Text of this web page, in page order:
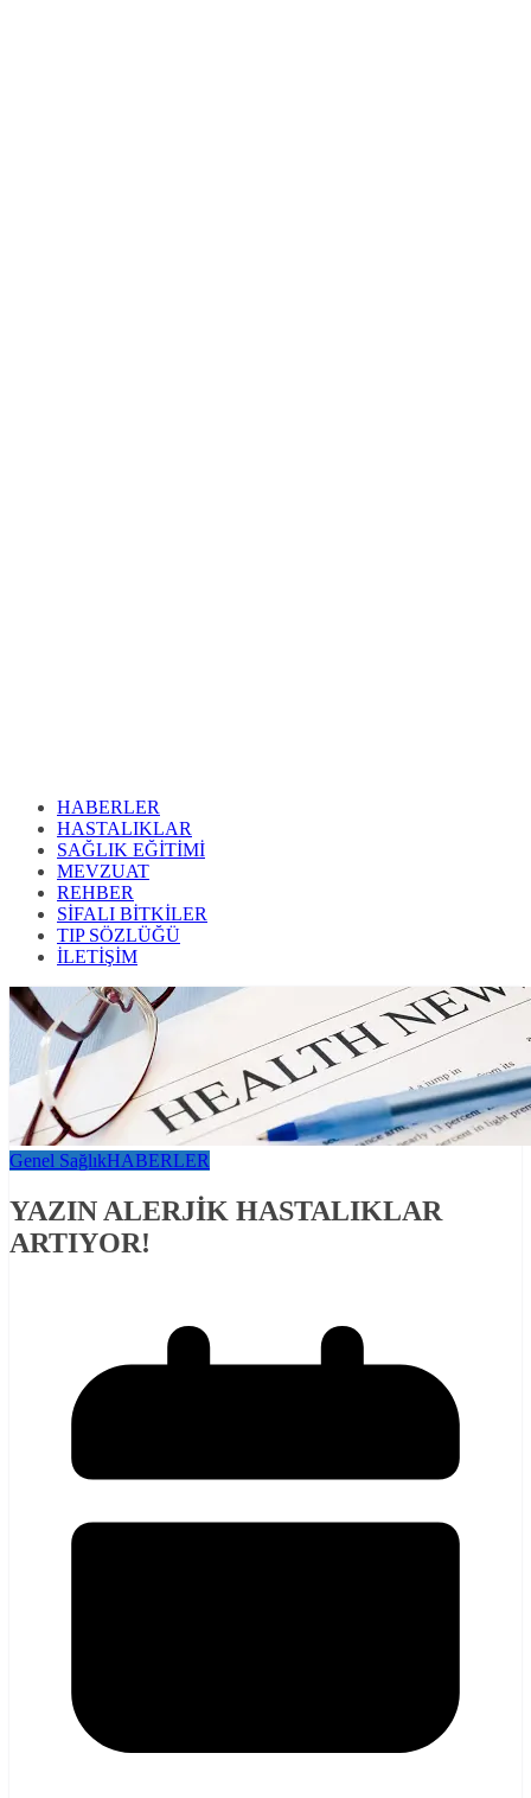
HABERLER
HASTALIKLAR
SAĞLIK EĞİTİMİ
MEVZUAT
REHBER
SİFALI BİTKİLER
TIP SÖZLÜĞÜ
İLETİŞİM
Genel SağlıkHABERLER
YAZIN ALERJİK HASTALIKLAR
ARTIYOR!